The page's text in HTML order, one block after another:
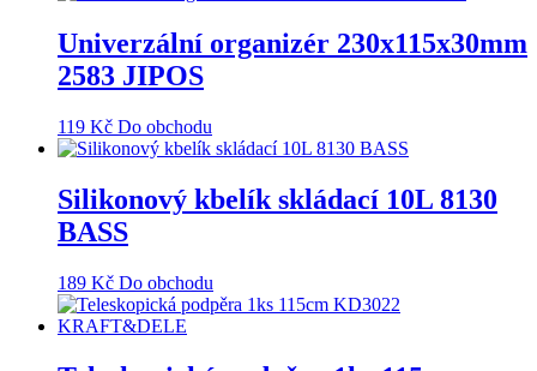
Univerzální organizér 230x115x30mm
2583 JIPOS
119 Kč Do obchodu
Silikonový kbelík skládací 10L 8130
BASS
189 Kč Do obchodu